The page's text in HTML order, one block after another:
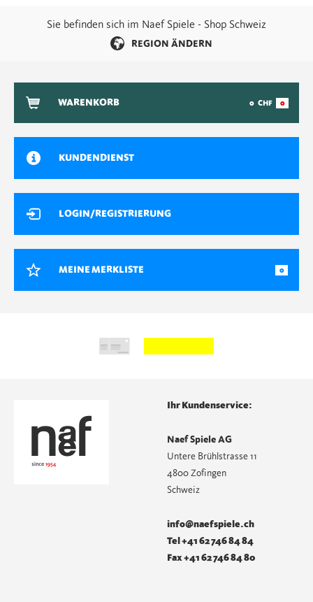
Sie befinden sich im Naef Spiele - Shop Schweiz
REGION ÄNDERN
WARENKORB 0 CHF 0
KUNDENDIENST
LOGIN/REGISTRIERUNG
MEINE MERKLISTE 0
Ihr Kundenservice:
Naef Spiele AG
Untere Brühlstrasse 11
4800 Zofingen
Schweiz
info@naefspiele.ch
Tel +41 62 746 84 84
Fax +41 62 746 84 80